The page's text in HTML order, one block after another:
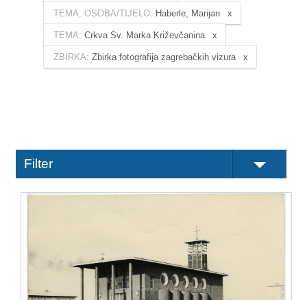
TEMA, OSOBA/TIJELO: Haberle, Marijan
TEMA: Crkva Sv. Marka Križevčanina
ZBIRKA: Zbirka fotografija zagrebačkih vizura
Filter